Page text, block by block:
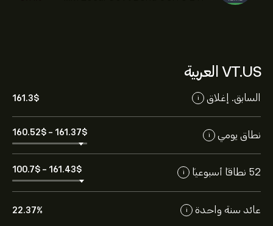
VT.US العربية
السابق. إغلاق i
161.3‎$‎
نطاق يومي i
160.52‎$‎ - 161.37‎$‎
52 نطاقاً أسبوعياً i
100.7‎$‎ - 161.43‎$‎
عائد سنة واحدة i
22.37%